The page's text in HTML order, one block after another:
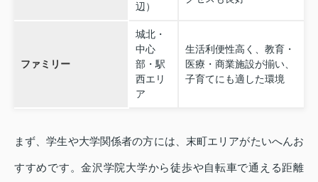
辺）
ファミリー
城北・
中心
部・駅
西エリ
ア
生活利便性高く、教育・
医療・商業施設が揃い、
子育てにも適した環境
まず、学生や大学関係者の方には、末町エリアがたいへんお
すすめです。金沢学院大学から徒歩や自転車で通える距離